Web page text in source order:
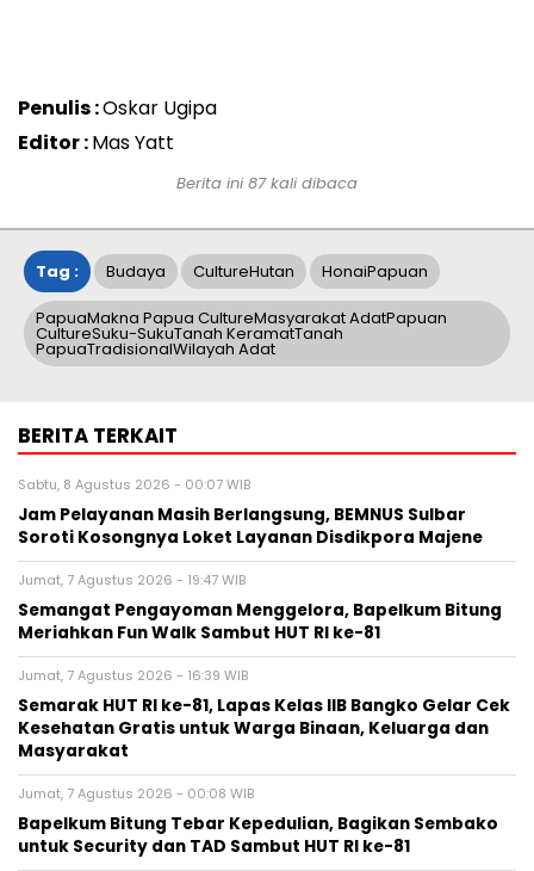
Penulis :Oskar Ugipa
Editor :Mas Yatt
Berita ini 87kali dibaca
Tag : Budaya CultureHutan HonaiPapuan
PapuaMakna Papua CultureMasyarakat AdatPapuan
CultureSuku-SukuTanah KeramatTanah
PapuaTradisionalWilayah Adat
BERITA TERKAIT
Sabtu, 8 Agustus 2026 - 00:07 WIB
Jam Pelayanan Masih Berlangsung, BEMNUS Sulbar
Soroti Kosongnya Loket Layanan Disdikpora Majene
Jumat, 7 Agustus 2026 - 19:47 WIB
Semangat Pengayoman Menggelora, Bapelkum Bitung
Meriahkan Fun Walk Sambut HUT RI ke-81
Jumat, 7 Agustus 2026 - 16:39 WIB
Semarak HUT RI ke-81, Lapas Kelas IIB Bangko Gelar Cek
Kesehatan Gratis untuk Warga Binaan, Keluarga dan
Masyarakat
Jumat, 7 Agustus 2026 - 00:08 WIB
Bapelkum Bitung Tebar Kepedulian, Bagikan Sembako
untuk Security dan TAD Sambut HUT RI ke-81